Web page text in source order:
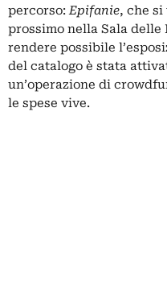
percorso:Epifanie, che
prossimo nella Sala delle
rendere possibile
del catalogo è stata
un’operazione di
le spese vive.